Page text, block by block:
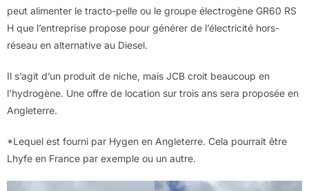
peut alimenter le tracto-pelle ou le groupe électrogène GR60 RS
H que l’entreprise propose pour générer de l’électricité hors-
réseau en alternative au Diesel.
Il s’agit d’un produit de niche, mais JCB croit beaucoup en
l’hydrogène. Une offre de location sur trois ans sera proposée en
Angleterre.
*Lequel est fourni par Hygen en Angleterre. Cela pourrait être
Lhyfe en France par exemple ou un autre.